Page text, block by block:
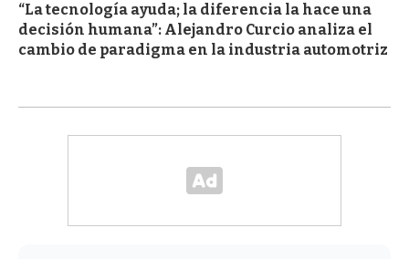
“La tecnología ayuda; la diferencia la hace una
decisión humana”: Alejandro Curcio analiza el
cambio de paradigma en la industria automotriz